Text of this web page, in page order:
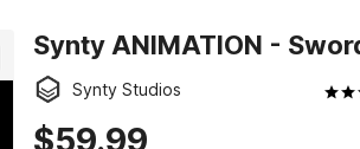
Synty ANIMATION -
Synty Studios
$59.99